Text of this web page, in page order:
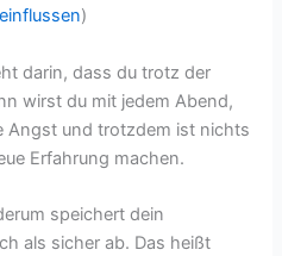
)
darin, dass du trotz der
wirst du mit jedem Abend,
Angst und trotzdem ist nichts
Erfahrung machen.
speichert dein
als sicher ab. Das heißt